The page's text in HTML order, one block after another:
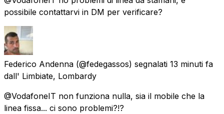
possibile contattarvi in DM per verificare?
Federico Andenna (@fedegassos) segnalati 13 minuti fa
dall' Limbiate, Lombardy
@VodafoneIT non funziona nulla, sia il mobile che la
linea fissa... ci sono problemi?!?